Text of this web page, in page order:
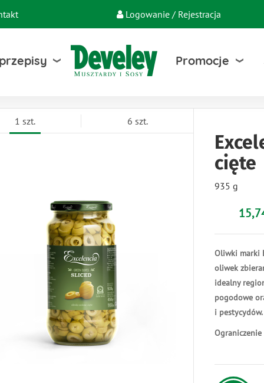
Logowanie / Rejestracja
Promocje
cięte
935 g
1 szt. 6 szt.
Oliwki marki
oliwek
idealny
pogodowe
i